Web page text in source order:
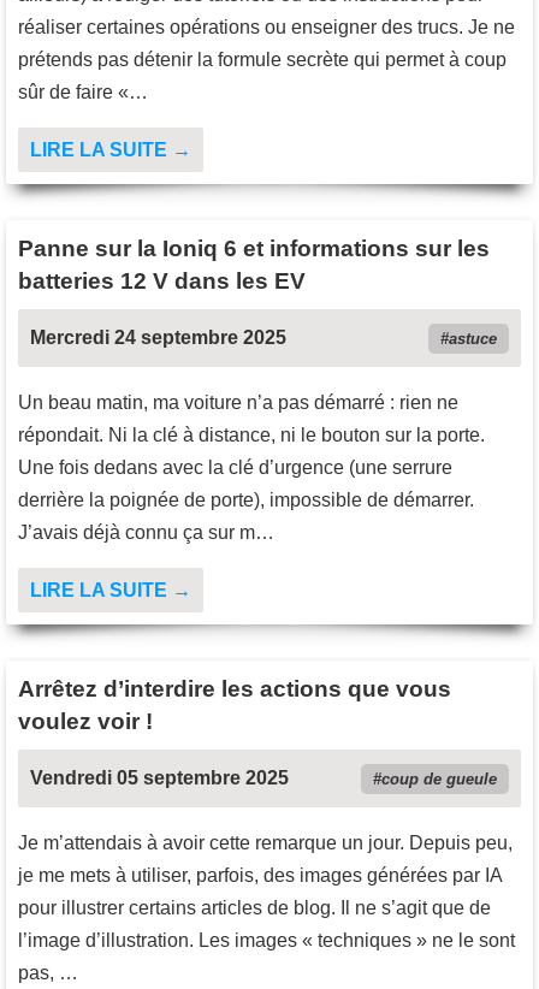
réaliser certaines opérations ou enseigner des trucs. Je ne
prétends pas détenir la formule secrète qui permet à coup
sûr de faire «…
LIRE LA SUITE →
Panne sur la Ioniq 6 et informations sur les
batteries 12 V dans les EV
Mercredi 24 septembre 2025 astuce
Un beau matin, ma voiture n’a pas démarré : rien ne
répondait. Ni la clé à distance, ni le bouton sur la porte.
Une fois dedans avec la clé d’urgence (une serrure
derrière la poignée de porte), impossible de démarrer.
J’avais déjà connu ça sur m…
LIRE LA SUITE →
Arrêtez d’interdire les actions que vous
voulez voir !
Vendredi 05 septembre 2025 coup de gueule
Je m’attendais à avoir cette remarque un jour. Depuis peu,
je me mets à utiliser, parfois, des images générées par IA
pour illustrer certains articles de blog. Il ne s’agit que de
l’image d’illustration. Les images « techniques » ne le sont
pas, …